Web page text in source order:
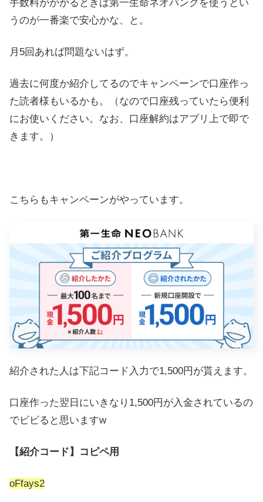
手数料がかかるときは第一生命ネオバンクを使うとい
うのが一番楽で安心かな、と。
月5回あれば問題ないはず。
過去に何度か紹介してるのでキャンペーンで口座作っ
た読者様もいるかも。（なので口座残っていたら便利
にお使いください。なお、口座解約はアプリ上で即で
きます。）
こちらもキャンペーンがやっています。
紹介された人は下記コード入力で1,500円が貰えます。
口座作った翌日にいきなり1,500円が入金されているの
でビビると思いますw
【紹介コード】コピペ用
oFfays2